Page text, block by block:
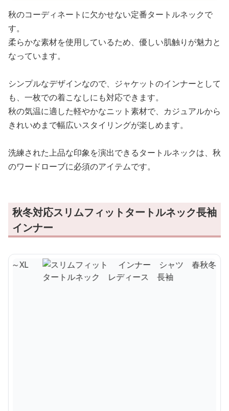
秋のコーディネートに欠かせない定番タートルネックで
す。
柔らかな素材を使用しているため、優しい肌触りが魅力と
なっています。
シンプルなデザインなので、ジャケットのインナーとして
も、一枚での着こなしにも対応できます。
秋の気温に適した軽やかなニット素材で、カジュアルから
きれいめまで幅広いスタイリングが楽しめます。
洗練された上品な印象を演出できるタートルネックは、秋
のワードローブに必須のアイテムです。
秋冬対応スリムフィットタートルネック長袖
インナー